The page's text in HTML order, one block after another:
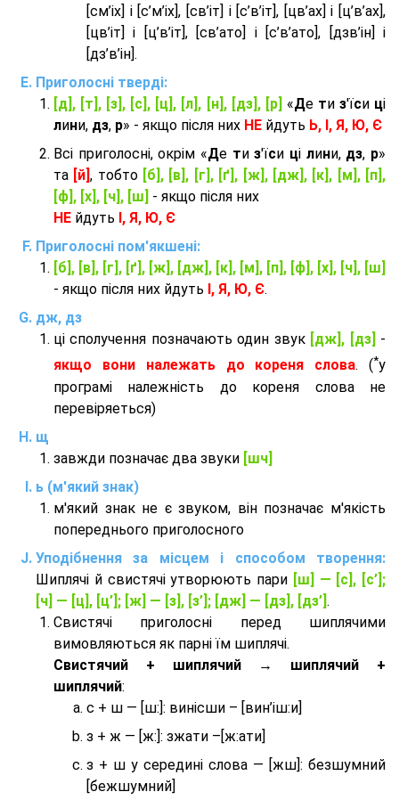
[см’іх] і [с’м’іх], [св’іт] і [с’в’іт], [цв’ах] і [ц’в’ах],
[цв’іт] і [ц’в’іт], [св’ато] і [с’в’ато], [дзв’iн] і
[дз’в’iн].
Приголосні тверді:
[д], [т], [з], [с], [ц], [л], [н], [дз], [р] «Де ти з'їси ці
лини, дз, р» - якщо після них НЕ йдуть Ь, І, Я, Ю, Є
Всі приголосні, окрім «Де тиз'їси ці лини, дз, р»
та [й], тобто [б], [в], [г], [ґ], [ж], [дж], [к], [м], [п],
[ф], [х], [ч], [ш] - якщо після них
НЕ йдуть І, Я, Ю, Є
Приголосні пом'якшені:
[б], [в], [г], [ґ], [ж], [дж], [к], [м], [п], [ф], [х], [ч], [ш]
- якщо після них йдуть І, Я, Ю, Є.
дж, дз
ці сполучення позначають один звук [дж], [дз] -
якщо вони належать до кореня слова. (*у
програмі належність до кореня слова не
перевіряеться)
щ
завжди позначає два звуки [шч]
ь (м'який знак)
м'який знак не є звуком, він позначає м'якість
попереднього приголосного
Уподібнення за місцем і способом творення:
Шиплячі й свистячі утворюють пари [ш] — [c], [с’];
[ч] — [ц], [ц’]; [ж] — [з], [з’]; [дж] — [дз], [дз’] .
Свистячі приголосні перед шиплячими
вимовляються як парні їм шиплячі.
Cвистячий + шиплячий → шиплячий +
шиплячий:
с + ш — [ш:]: винісши – [вин’іш:и]
з + ж — [ж:]: зжати –[ж:ати]
з + ш у середині слова — [жш]: безшумний
[бежшумний]